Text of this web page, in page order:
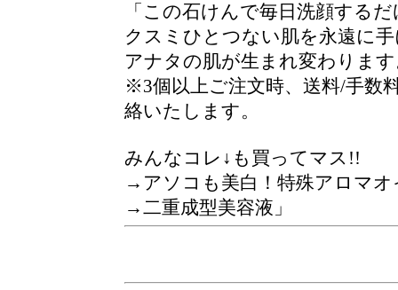
この石けんで毎日洗顔する
クスミひとつない肌を永遠に
アナタの肌が生まれ変わりま
※3個以上ご注文時、送料/手数
絡いたします。
みんなコレ↓も買ってマス!!
→アソコも美白！特殊アロマオ
→二重成型美容液